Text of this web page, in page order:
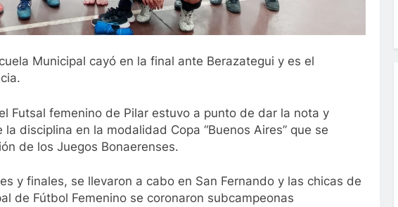
Municipal cayó en la final ante Berazategui y es el
Futsal femenino de Pilar estuvo a punto de dar la nota y
disciplina en la modalidad Copa “Buenos Aires” que se
de los Juegos Bonaerenses.
y finales, se llevaron a cabo en San Fernando y las chicas de
de Fútbol Femenino se coronaron subcampeonas